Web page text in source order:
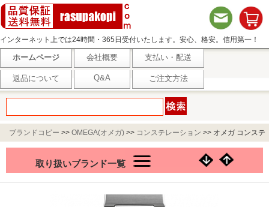
インターネット上では24時間・365日受付いたします。安心、格安。信用第一！
ホームページ 会社概要 支払い・配送
返品について Q&A ご注文方法
ブランドコピー >> OMEGA(オメガ) >> コンステレーション >> オメガ コンステ
レーション コーアクシャル マスタークロノメーター 131.10.39.20.01.001
取り扱いブランド一覧